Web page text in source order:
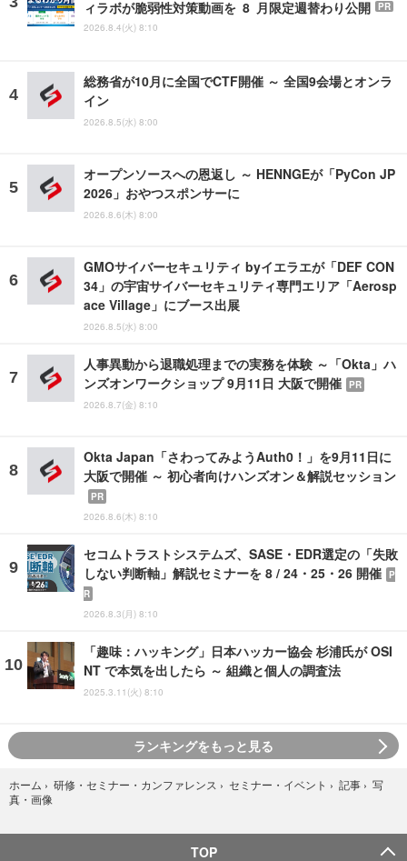
ィラボが脆弱性対策動画を 8 月限定週替わり公開
PR
2026.8.4(火) 8:10
総務省が10月に全国でCTF開催 ～ 全国9会場とオンラ
イン
2026.8.5(水) 8:00
オープンソースへの恩返し ～ HENNGEが「PyCon JP
2026」おやつスポンサーに
2026.8.6(木) 8:00
GMOサイバーセキュリティ byイエラエが「DEF CON
34」の宇宙サイバーセキュリティ専門エリア「Aerosp
ace Village」にブース出展
2026.8.5(水) 8:00
人事異動から退職処理までの実務を体験 ～「Okta」ハ
ンズオンワークショップ 9月11日 大阪で開催 PR
2026.8.7(金) 8:10
Okta Japan「さわってみようAuth0！」を9月11日に
大阪で開催 ～ 初心者向けハンズオン＆解説セッション
PR
2026.8.6(木) 8:10
セコムトラストシステムズ、SASE・EDR選定の「失敗
しない判断軸」解説セミナーを 8 / 24・25・26 開催 P
R
2026.8.3(月) 8:10
「趣味：ハッキング」日本ハッカー協会 杉浦氏が OSI
NT で本気を出したら ～ 組織と個人の調査法
2025.3.11(火) 8:10
ランキングをもっと見る
ホーム › 研修・セミナー・カンファレンス › セミナー・イベント › 記事 › 写
真・画像
TOP